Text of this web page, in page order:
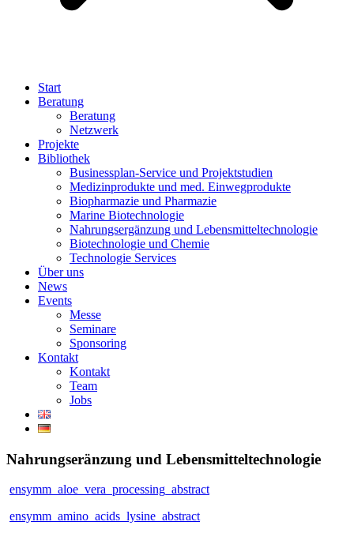
Start
Beratung
Beratung
Netzwerk
Projekte
Bibliothek
Businessplan-Service und Projektstudien
Medizinprodukte und med. Einwegprodukte
Biopharmazie und Pharmazie
Marine Biotechnologie
Nahrungsergänzung und Lebensmitteltechnologie
Biotechnologie und Chemie
Technologie Services
Über uns
News
Events
Messe
Seminare
Sponsoring
Kontakt
Kontakt
Team
Jobs
Nahrungseränzung und Lebensmitteltechnologie
ensymm_aloe_vera_processing_abstract
ensymm_amino_acids_lysine_abstract